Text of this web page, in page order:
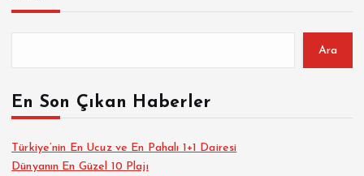
Ara
En Son Çıkan Haberler
Türkiye’nin En Ucuz ve En Pahalı 1+1 Dairesi
Dünyanın En Güzel 10 Plajı